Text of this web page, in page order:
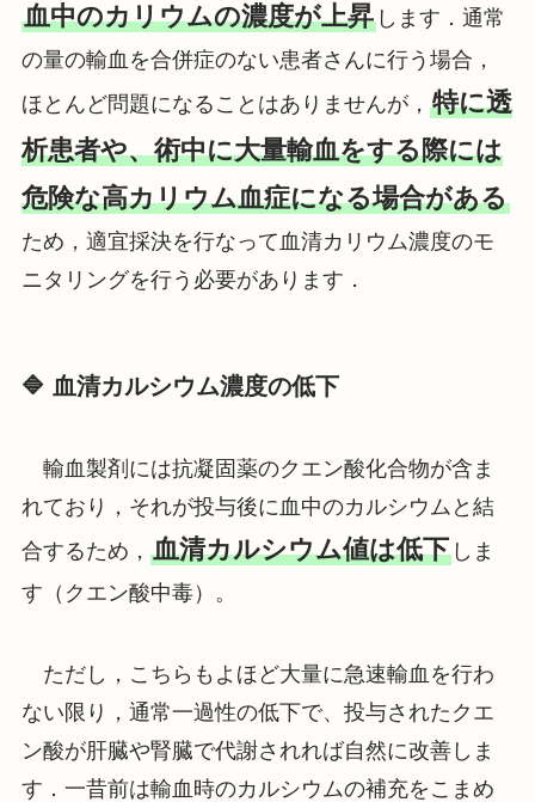
血中のカリウムの濃度が上昇します．通常
の量の輸血を合併症のない患者さんに行う場合，
ほとんど問題になることはありませんが， 特に透
析患者や、術中に大量輸血をする際には
危険な高カリウム血症になる場合がある
ため，適宜採決を行なって血清カリウム濃度のモ
ニタリングを行う必要があります．
🔷 血清カルシウム濃度の低下
輸血製剤には抗凝固薬のクエン酸化合物が含ま
れており，それが投与後に血中のカルシウムと結
合するため， 血清カルシウム値は低下しま
す（クエン酸中毒）。
ただし，こちらもよほど大量に急速輸血を行わ
ない限り，通常一過性の低下で、投与されたクエ
ン酸が肝臓や腎臓で代謝されれば自然に改善しま
す．一昔前は輸血時のカルシウムの補充をこまめ